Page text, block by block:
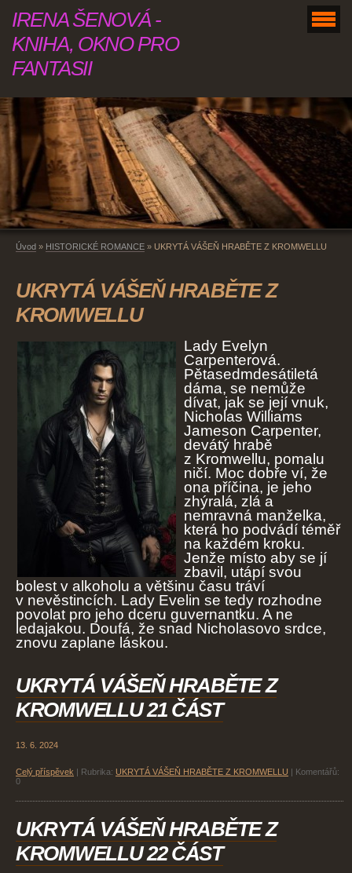
IRENA ŠENOVÁ -
KNIHA, OKNO PRO
FANTASII
Úvod » HISTORICKÉ ROMANCE » UKRYTÁ VÁŠEŇ HRABĚTE Z KROMWELLU
UKRYTÁ VÁŠEŇ HRABĚTE Z
KROMWELLU
Lady Evelyn
Carpenterová.
Pětasedmdesátiletá
dáma, se nemůže
dívat, jak se její vnuk,
Nicholas Williams
Jameson Carpenter,
devátý hrabě
z Kromwellu, pomalu
ničí. Moc dobře ví, že
ona příčina, je jeho
zhýralá, zlá a
nemravná manželka,
která ho podvádí téměř
na každém kroku.
Jenže místo aby se jí
zbavil, utápí svou
bolest v alkoholu a většinu času tráví
v nevěstincích. Lady Evelin se tedy rozhodne
povolat pro jeho dceru guvernantku. A ne
ledajakou. Doufá, že snad Nicholasovo srdce,
znovu zaplane láskou.
UKRYTÁ VÁŠEŇ HRABĚTE Z
KROMWELLU 21 ČÁST
13. 6. 2024
Celý příspěvek Rubrika: UKRYTÁ VÁŠEŇ HRABĚTE Z KROMWELLU
Komentářů:
0
UKRYTÁ VÁŠEŇ HRABĚTE Z
KROMWELLU 22 ČÁST